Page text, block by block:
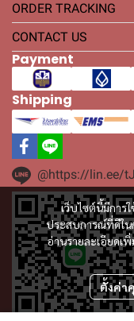
เว็บไซต์นี้มีการ
ประสบการณ์ที่ดีใน
อ่านรายละเอียดเพิ่
ตั้งค่า
ORDER TRACKING
CONTACT US
Payment
Shipping
@https://lin.ee/